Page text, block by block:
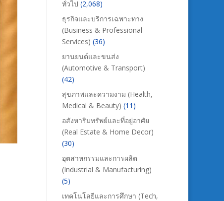
ทั่วไป (2,068)
ธุรกิจและบริการเฉพาะทาง
(Business & Professional
Services) (36)
ยานยนต์และขนส่ง
(Automotive & Transport)
(42)
สุขภาพและความงาม (Health,
Medical & Beauty) (11)
อสังหาริมทรัพย์และที่อยู่อาศัย
(Real Estate & Home Decor)
(30)
อุตสาหกรรมและการผลิต
(Industrial & Manufacturing)
(5)
เทคโนโลยีและการศึกษา (Tech,